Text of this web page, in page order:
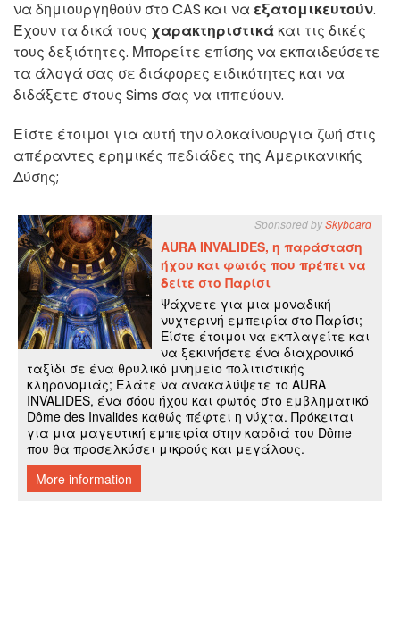
να δημιουργηθούν στο CAS και να εξατομικευτούν.
Έχουν τα δικά τους χαρακτηριστικά και τις δικές
τους δεξιότητες. Μπορείτε επίσης να εκπαιδεύσετε
τα άλογά σας σε διάφορες ειδικότητες και να
διδάξετε στους Sims σας να ιππεύουν.
Είστε έτοιμοι για αυτή την ολοκαίνουργια ζωή στις
απέραντες ερημικές πεδιάδες της Αμερικανικής
Δύσης;